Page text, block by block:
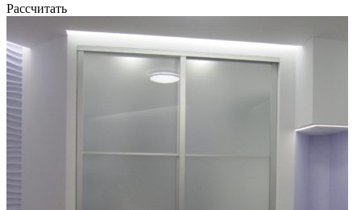
Рассчитать